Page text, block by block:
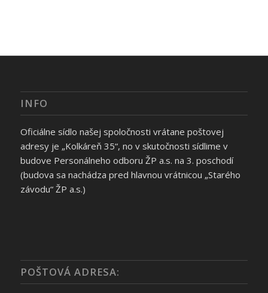
INFO
Oficiálne sídlo našej spoločnosti vrátane poštovej
adresy je „Kolkáreň 35“, no v skutočnosti sídlime v
budove Personálneho odboru ŽP a.s. na 3. poschodí
(budova sa nachádza pred hlavnou vrátnicou „Starého
závodu“ ŽP a.s.)
POŠTOVÁ ADRESA: